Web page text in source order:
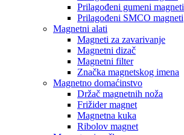
Prilagođeni gumeni magneti
Prilagođeni SMCO magneti
Magnetni alati
Magneti za zavarivanje
Magnetni dizač
Magnetni filter
Značka magnetskog imena
Magnetno domaćinstvo
Držač magnetnih noža
Frižider magnet
Magnetna kuka
Ribolov magnet